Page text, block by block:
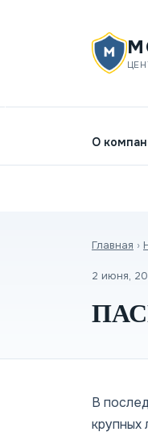
О
Главная ›
2 июня,
В
крупных